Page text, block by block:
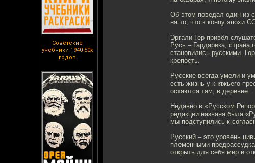
Советские
учебники 1940-50х
годов
Об этом поведал один из
на то, что к концу эпохи
Эргали Гер привёл
Русь – Гардарика, страна
становились русскими.
крепость.
Русские всегда умели и
есть жизнь у княжьего
остаются там, в деревне.
Недавно в «Русском
редакции названа была
мы подступились к
Русский – это уровень
племенными
открыть для себя мир и